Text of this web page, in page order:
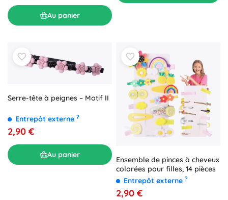
Au panier
Serre-tête à peignes – Motif II
Entrepôt externe ?
2,90 €
Au panier
Ensemble de pinces à cheveux
colorées pour filles, 14 pièces
Entrepôt externe ?
2,90 €